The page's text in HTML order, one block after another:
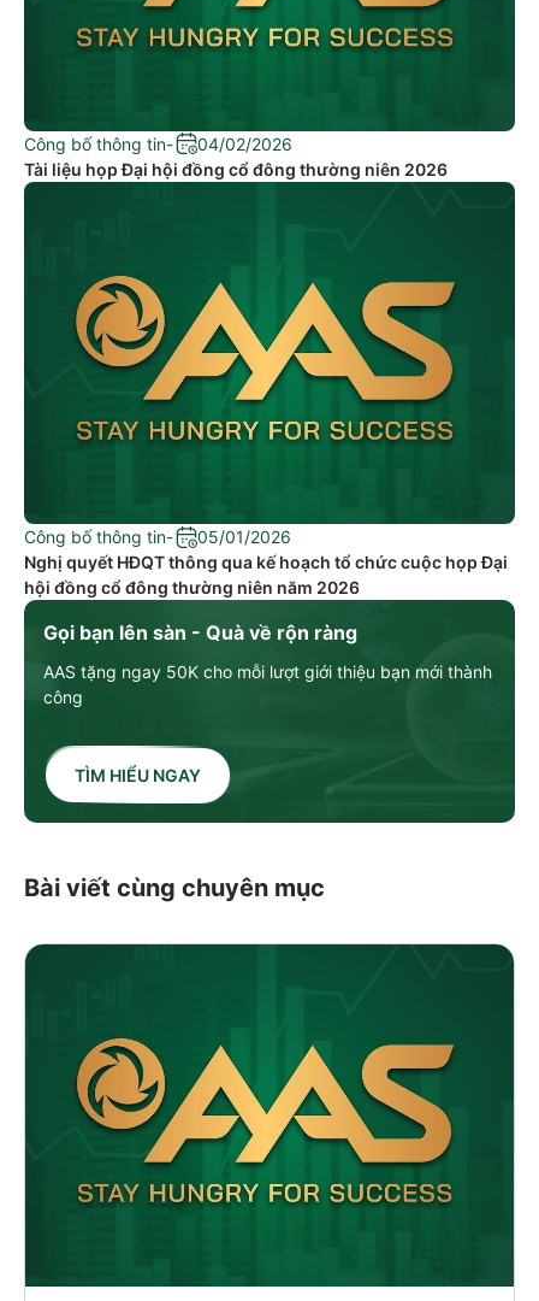
Gọi bạn lên sàn - Quà về rộn ràng
AAS tặng ngay 50K cho mỗi lượt giới thiệu bạn mới thành
công
TÌM HIỂU NGAY
Công bố thông tin-
04/02/2026
Tài liệu họp Đại hội đồng cổ đông thường niên 2026
Công bố thông tin-
05/01/2026
Nghị quyết HĐQT thông qua kế hoạch tổ chức cuộc họp Đại
hội đồng cổ đông thường niên năm 2026
Bài viết cùng chuyên mục